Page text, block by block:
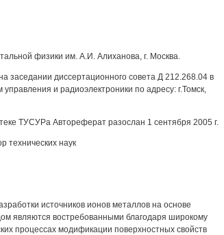
физики им. А.И. Алиханова, г. Москва.
заседании диссертационного совета Д 212.268.04 в
и радиоэлектроники по адресу: г.Томск,
ТУСУРа Автореферат разослан 1 сентября 2005 г.
технических наук
источников ионов металлов на основе
являются востребованными благодаря широкому
процессах модификации поверхностных свойств